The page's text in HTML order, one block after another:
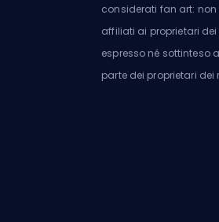
considerati fan art:
affiliati ai proprietari
espresso né sottinteso
parte dei proprietari dei